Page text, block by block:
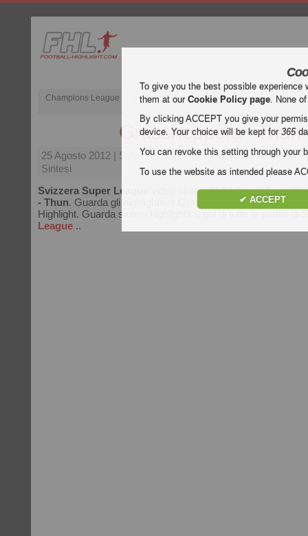
Champions League Premier League inglese Liga spagnola
Grasshoppers - Thun
25 Agosto 2012 | Svizzera Super League | Grasshoppers
Sintesi
Svizzera Super League
video sintesi highlights della partita
- Thun. Guarda gli highlights di Grasshoppers - Thun gratis
Highlight. Guarda sintesi highlights e gol di tutte le partite di
League ..
To give you the best possible
them at ourCookie Policy page. None
By clicking ACCEPT you give your
device. Your choice will be kept for365
You can revoke this setting through your
To use the website as intended please
✔ ACCEPT